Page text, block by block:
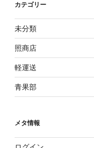
カテゴリー
未分類
照商店
軽運送
青果部
メタ情報